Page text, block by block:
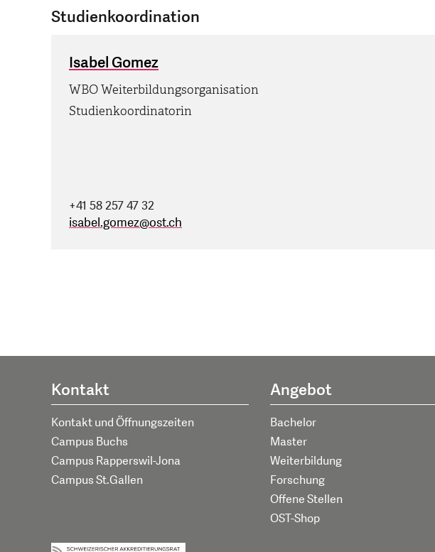
Studienkoordination
Isabel Gomez
WBO Weiterbildungsorganisation
Studienkoordinatorin
+41 58 257 47 32
isabel.gomez@ost.ch
Kontakt
Kontakt und Öffnungszeiten
Campus Buchs
Campus Rapperswil-Jona
Campus St.Gallen
Angebot
Bachelor
Master
Weiterbildung
Forschung
Offene Stellen
OST-Shop